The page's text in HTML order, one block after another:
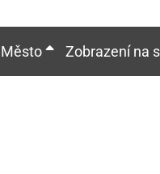
Město Zobrazení na